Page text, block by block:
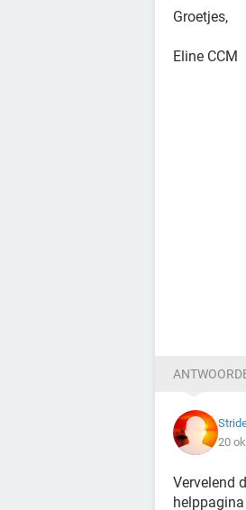
Groetjes,
Eline CCM
20
Vervelend